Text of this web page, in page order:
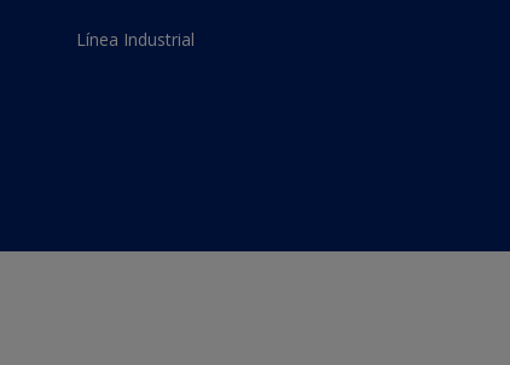
Línea Industrial